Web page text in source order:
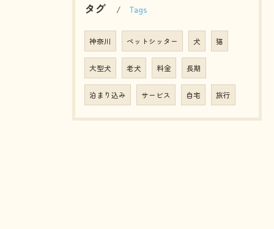
タグ Tags
神奈川 ペットシッター 犬 猫
大型犬 老犬 料金 長期
泊まり込み サービス 自宅 旅行